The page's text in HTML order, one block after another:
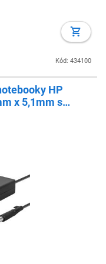
Kód: 434100
HP
x 5,1mm s